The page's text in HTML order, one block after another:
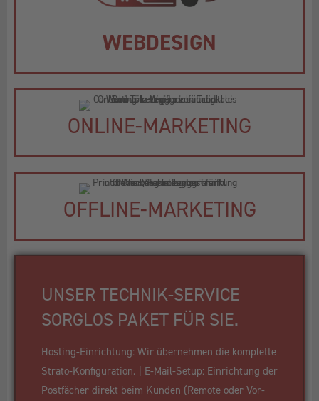
WEBDESIGN
ONLINE-MARKETING
OFFLINE-MARKETING
UNSER TECHNIK-SERVICE
SORGLOS PAKET FÜR SIE.
Hosting-Einrichtung: Wir übernehmen die komplette
Strato-Konfiguration. | E-Mail-Setup: Einrichtung der
Postfächer direkt beim Kunden (Remote oder Vor-